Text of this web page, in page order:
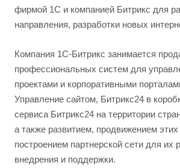
фирмой 1С и компанией Битрикс для
направления, разработки новых
Компания 1С-Битрикс занимается
профессиональных систем для
проектами и корпоративными
Управление сайтом, Битрикс24 в
сервиса Битрикс24 на территории
а также развитием, продвижением этих
построением партнерской сети для их
внедрения и поддержки.